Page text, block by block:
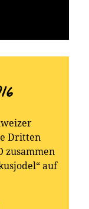
Dritten
zusammen
auf